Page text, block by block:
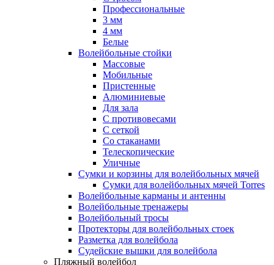
Профессиональные
3 мм
4 мм
Белые
Волейбольные стойки
Массовые
Мобильные
Пристенные
Алюминиевые
Для зала
С противовесами
С сеткой
Со стаканами
Телескопические
Уличные
Сумки и корзины для волейбольных мячей
Сумки для волейбольных мячей Torres
Волейбольные карманы и антенны
Волейбольные тренажеры
Волейбольный тросы
Протекторы для волейбольных стоек
Разметка для волейбола
Судейские вышки для волейбола
Пляжный волейбол